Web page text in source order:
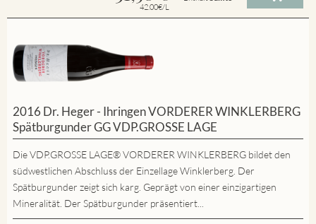
42.00€/L
2016 Dr. Heger - Ihringen VORDERER WINKLERBERG
Spätburgunder GG VDP.GROSSE LAGE
Die VDP.GROSSE LAGE® VORDERER WINKLERBERG bildet den
südwestlichen Abschluss der Einzellage Winklerberg. Der
Spätburgunder zeigt sich karg. Geprägt von einer einzigartigen
Mineralität. Der Spätburgunder präsentiert...